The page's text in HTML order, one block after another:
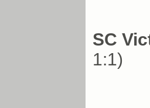
SC
1:1)